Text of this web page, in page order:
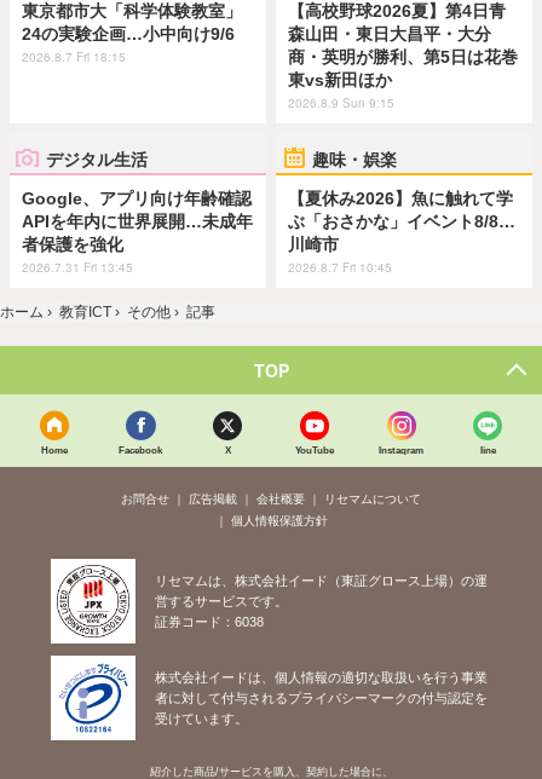
東京都市大「科学体験教室」
24の実験企画…小中向け9/6
2026.8.7 Fri 18:15
【高校野球2026夏】第4日青
森山田・東日大昌平・大分
商・英明が勝利、第5日は花巻
東vs新田ほか
2026.8.9 Sun 9:15
デジタル生活
Google、アプリ向け年齢確認
APIを年内に世界展開…未成年
者保護を強化
2026.7.31 Fri 13:45
趣味・娯楽
【夏休み2026】魚に触れて学
ぶ「おさかな」イベント8/8…
川崎市
2026.8.7 Fri 10:45
ホーム › 教育ICT › その他 › 記事
TOP
Home Facebook X YouTube Instagram line
お問合せ 広告掲載 会社概要
リセマムについて
個人情報保護方針
リセマムは、株式会社イード（東証グロース上場）の運
営するサービスです。
証券コード：6038
株式会社イードは、個人情報の適切な取扱いを行う事業
者に対して付与されるプライバシーマークの付与認定を
受けています。
紹介した商品/サービスを購入、契約した場合に、